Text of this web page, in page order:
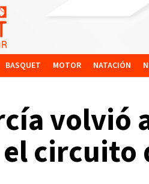
BASQUET MOTOR NATACIÓN
circuito